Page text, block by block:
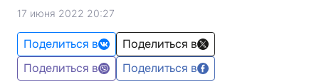
17 июня 2022 20:27
Поделиться в
Поделиться в
Поделиться в
Поделиться в